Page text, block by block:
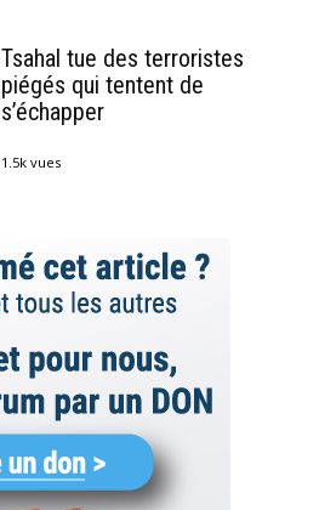
Tsahal tue des terroristes
piégés qui tentent de
s’échapper
1.5k vues